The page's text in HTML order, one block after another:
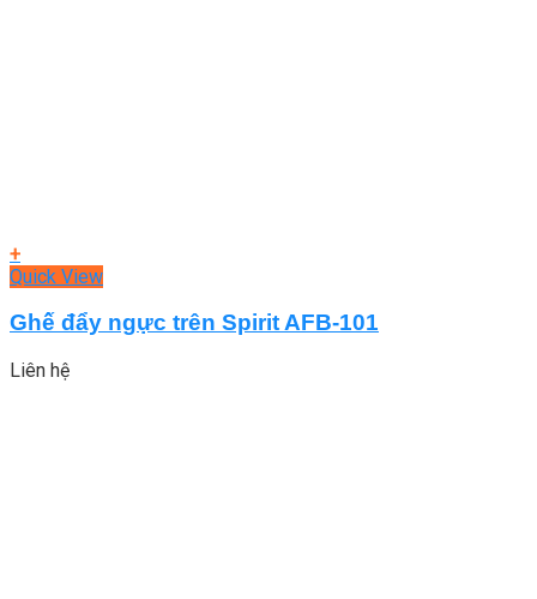
+
Quick View
Ghế đẩy ngực trên Spirit AFB-101
Liên hệ